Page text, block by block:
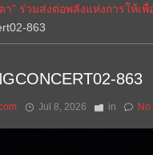
” ร่วมส่งต่อพลังแห่งการให้เ
863
863
Jul 8, 2026 in